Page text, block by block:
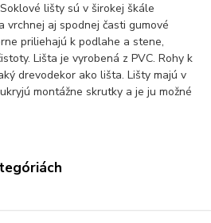
lišty sú v širokej škále
vrchnej aj spodnej časti gumové
priliehajú k podlahe a stene,
Lišta je vyrobená z PVC. Rohy k
drevodekor ako lišta. Lišty majú v
montážne skrutky a je ju možné